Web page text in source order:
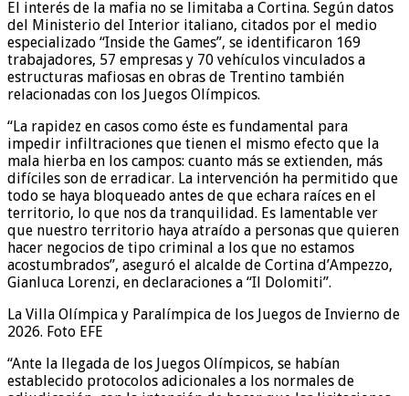
El interés de la mafia no se limitaba a Cortina. Según datos
del Ministerio del Interior italiano, citados por el medio
especializado “Inside the Games”, se identificaron 169
trabajadores, 57 empresas y 70 vehículos vinculados a
estructuras mafiosas en obras de Trentino también
relacionadas con los Juegos Olímpicos.
“La rapidez en casos como éste es fundamental para
impedir infiltraciones que tienen el mismo efecto que la
mala hierba en los campos: cuanto más se extienden, más
difíciles son de erradicar. La intervención ha permitido que
todo se haya bloqueado antes de que echara raíces en el
territorio, lo que nos da tranquilidad. Es lamentable ver
que nuestro territorio haya atraído a personas que quieren
hacer negocios de tipo criminal a los que no estamos
acostumbrados”, aseguró el alcalde de Cortina d’Ampezzo,
Gianluca Lorenzi, en declaraciones a “Il Dolomiti”.
La Villa Olímpica y Paralímpica de los Juegos de Invierno de
2026. Foto EFE
“Ante la llegada de los Juegos Olímpicos, se habían
establecido protocolos adicionales a los normales de